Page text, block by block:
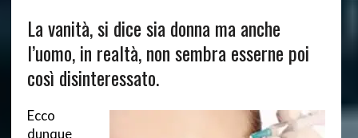
La vanità, si dice sia donna ma anche
l’uomo, in realtà, non sembra esserne poi
così disinteressato.
Ecco
dunque